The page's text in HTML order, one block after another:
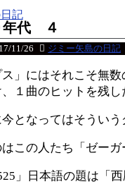
記
年代 ４
11/26 ジミー矢島の日記
ス」にはそれこそ無
１曲のヒットを残
となってはそうい
この人たち「ゼー
」日本語の題は「